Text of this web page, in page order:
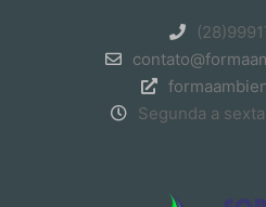
Segunda a